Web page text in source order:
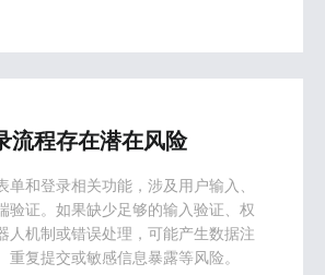
流程存在潜在风险
单和登录相关功能，涉及用户输入、
验证。如果缺少足够的输入验证、权
人机制或错误处理，可能产生数据注
重复提交或敏感信息暴露等风险。